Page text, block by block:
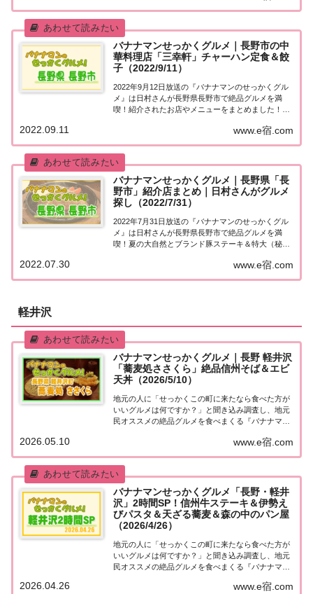
メ探し地元の人に「せっかくこの町に来たなら食...
バナナマンせっかくグルメ｜長野市の中
華料理店「三幸軒」チャーハン定食＆餃
子（2022/9/11）
2022年9月12日放送の『バナナマンのせっかくグル
メ』は日村さんが長野県長野市で絶品グルメを満
喫！紹介されたお店やメニューをまとめました！詳
メ探し地元の人に「せっかくこの町に来たなら食べ
たほうがいいグルメは何ですか？」と聞き込み、
地...
www.e宿.com
2022.09.11
バナナマンせっかくグルメ｜長野県「長
野市」紹介店まとめ｜日村さんがグルメ
探し（2022/7/31）
2022年7月31日放送の『バナナマンのせっかくグル
メ』は日村さんが長野県長野市で絶品グルメを満
喫！夏の大自然とブランド豚ステーキ＆特大（秘）
た！詳しくはこちら！日村さんが「長野市」でグル
メ探し地元の人に「せっかくこの町に来たなら食べ
www.e宿.com
2022.07.30
軽井沢
バナナマンせっかくグルメ｜長野 軽井沢
「蕎麦処ささくら」絶品信州そば＆エビ
天丼（2026/5/10）
地元の人に「せっかくこの町に来たなら食べた方が
いいグルメは何ですか？」と聞き込み調査し、地元
民オススメの絶品グルメを食べまくる『バナナマン
マンのせっかくグルメ』は日村さんが長野県・軽井
沢で絶品グルメを満喫！こちらのページではその...
www.e宿.com
2026.05.10
バナナマンせっかくグルメ「長野・軽井
沢」2時間SP！信州牛ステーキ＆伊勢え
びパスタ＆天ざる蕎麦＆森の中のパン屋
（2026/4/26）
地元の人に「せっかくこの町に来たなら食べた方が
いいグルメは何ですか？」と聞き込み調査し、地元
民オススメの絶品グルメを食べまくる『バナナマン
マンのせっかくグルメ』はGWに行きたい軽井沢で
www.e宿.com
2026.04.26